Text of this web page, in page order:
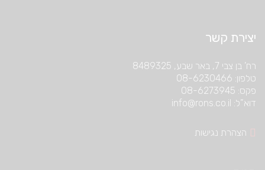
יצירת קשר
רח’ בן צבי 7, באר שבע, 8489325
טלפון: 08-6230466
פקס: 08-6273945
דוא”ל: info@rons.co.il
הצהרת נגישות